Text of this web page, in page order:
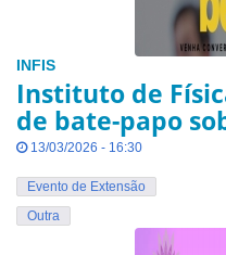
INFIS
Instituto de
de bate-papo
13/03/2026 - 16:30
Evento de Extensão
Outra